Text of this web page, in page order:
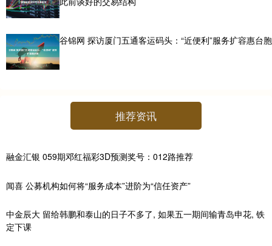
谷锦网 探访厦门五通客运码头：“近便利”服务扩容惠台胞
推荐资讯
融金汇银 059期邓红福彩3D预测奖号：012路推荐
闻喜 公募机构如何将“服务成本”进阶为“信任资产”
中金辰大 留给韩鹏和泰山的日子不多了, 如果五一期间输青岛申花, 铁
定下课